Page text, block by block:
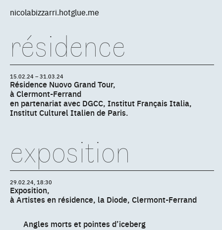
nicolabizzarri.hotglue.me
résidence
15.02.24 – 31.03.24
Résidence Nuovo Grand Tour,
à Clermont-Ferrand
en partenariat avec DGCC, Institut Français Italia,
Institut Culturel Italien de Paris.
exposition
29.02.24, 18:30
Exposition,
à Artistes en résidence, la Diode, Clermont-Ferrand
Angles morts et pointes d’iceberg